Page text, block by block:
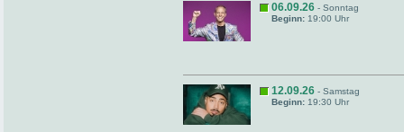
06.09.26 - Sonntag
Beginn: 19:00 Uhr
12.09.26 - Samstag
Beginn: 19:30 Uhr